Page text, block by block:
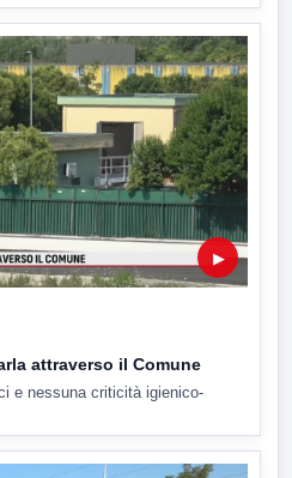
▶
attraverso il Comune
e nessuna criticità igienico-